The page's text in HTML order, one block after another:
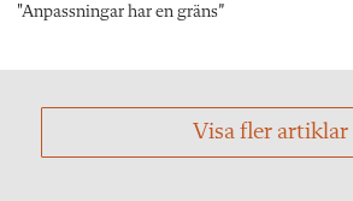
"Anpassningar har en gräns”
Visa fler artiklar